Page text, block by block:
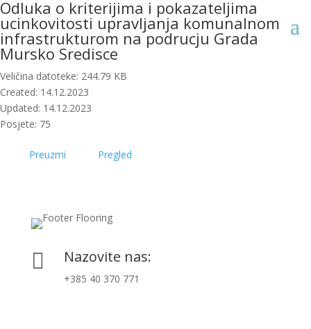
Odluka o kriterijima i pokazateljima
ucinkovitosti upravljanja komunalnom
infrastrukturom na podrucju Grada
Mursko Sredisce
Veličina datoteke: 244.79 KB
Created: 14.12.2023
Updated: 14.12.2023
Posjete: 75
Preuzmi Pregled
 Nazovite nas:
+385 40 370 771